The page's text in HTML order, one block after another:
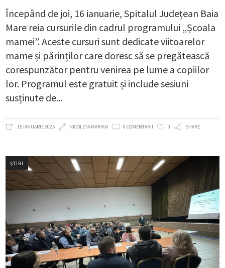
Începând de joi, 16 ianuarie, Spitalul Județean Baia
Mare reia cursurile din cadrul programului „Școala
mamei”. Aceste cursuri sunt dedicate viitoarelor
mame și părinților care doresc să se pregătească
corespunzător pentru venirea pe lume a copiilor
lor. Programul este gratuit și include sesiuni
susținute de
15 IANUARIE 2025 NICOLETA MARIAN 0 COMENTARII 0 SHARE
ȘTIRI